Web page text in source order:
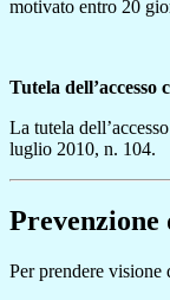
motivato entro 20
Tutela dell’accesso
La tutela
luglio 2010, n. 104.
Per prendere visione